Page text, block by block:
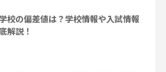
校の偏差値は？学校情報や入試情報
解説！